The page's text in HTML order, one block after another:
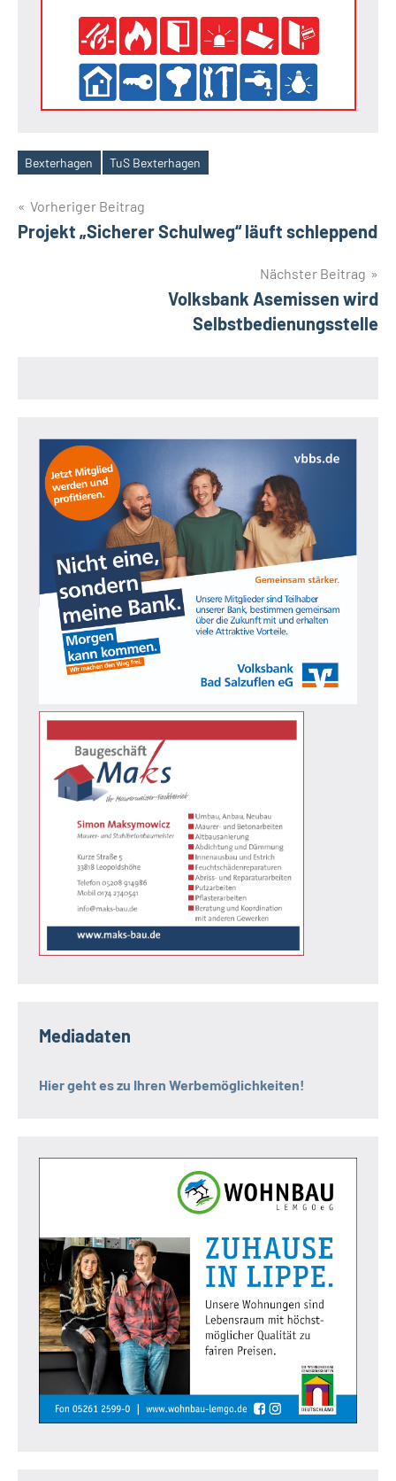
Schlagwörter
Bexterhagen TuS Bexterhagen
Beitragsnavigation
Vorheriger Beitrag
Projekt „Sicherer Schulweg“ läuft schleppend
Nächster Beitrag
Volksbank Asemissen wird
Selbstbedienungsstelle
Mediadaten
Hier geht es zu Ihren Werbemöglichkeiten!